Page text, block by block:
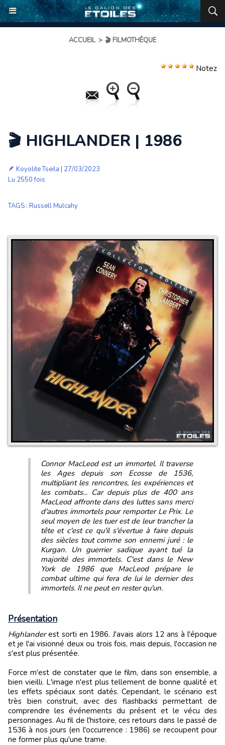
ACCUEIL > 🎬 FILMOTHÈQUE
Notez
🎬 HIGHLANDER | 1986
🪶 Koyolite Tseila | 27/03/2023
Lu 2550 fois
TAGS : Russell Mulcahy
Connor MacLeod est un immortel. Il traverse
les Ages depuis son Ecosse de 1536,
multipliant les rencontres, les expériences et
les combats... Car depuis plus de 400 ans
MacLeod affronte dans des luttes sans merci
d'autres immortels pour remporter Le Prix. Le
seul moyen de les tuer est de leur trancher la
tête et c'est ce qu'il s'évertue à faire depuis
des siècles tout comme son ennemi juré : le
Kurgan. Un guerrier sadique ayant tué la
majorité des immortels. C'est dans le New
York de 1986 que MacLeod prépare le
combat ultime qui fera de lui le dernier des
immortels. Il ne peut en rester qu'un.
Présentation
Highlanderest sorti en 1986. J'avais alors 12 ans à l'époque
et je l'ai visionné deux ou trois fois, mais depuis, l'occasion ne
s'est plus présentée.
Force m'est de constater que le film, dans son ensemble, a
bien vieilli. L'image n'est plus tellement de bonne qualité et
les effets spéciaux sont datés. Cependant, le scénario est
très bien construit, avec des flashbacks permettant de
comprendre les événements du présent et le vécu des
personnages. Au fil de l'histoire, ces retours dans le passé de
1536 à nos jours (en l'occurrence : 1986) se recoupent pour
ne former plus qu'une trame.